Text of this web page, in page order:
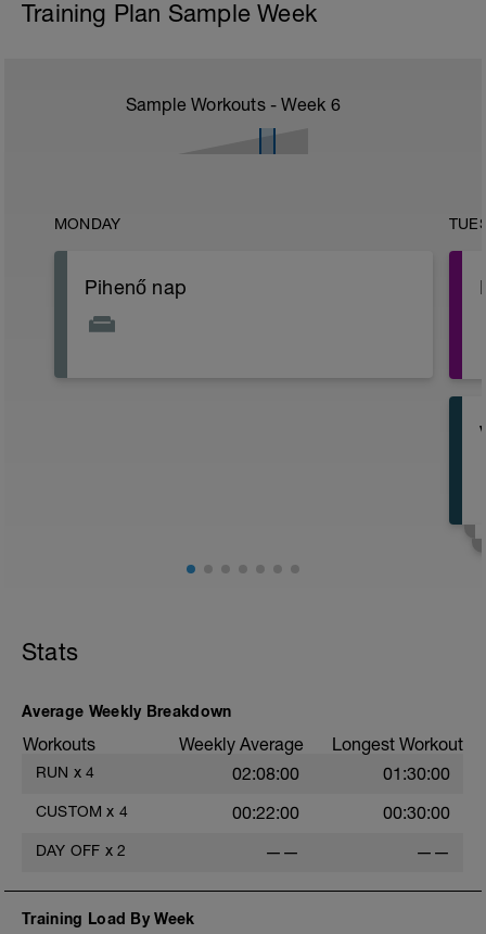
Training Plan Sample Week
Sample Workouts - Week 6
MONDAY
Pihenő nap
Stats
Average Weekly Breakdown
Workouts Weekly Average Longest Workout
RUN x 4 02:08:00 01:30:00
CUSTOM x 4 00:22:00 00:30:00
DAY OFF x 2 —— ——
Training Load By Week